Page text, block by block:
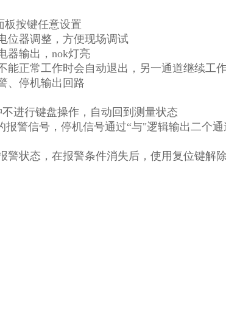
板按键任意设置
位器调整，方便现场调试
器输出，nok灯亮
能正常工作时会自动退出，另一通道继续工
、停机输出回路
进行键盘操作，自动回到测量状态
警信号，停机信号通过“与"逻辑输出二个
警状态，在报警条件消失后，使用复位键解